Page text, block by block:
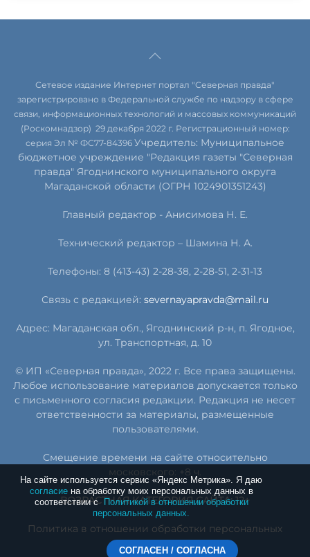
На сайте используется сервис «Яндекс Метрика». Я даю
согласиена обработку моих персональных данных в
соответствии с Политикой в отношении обработки
персональных данных.
СОГЛАСЕН / СОГЛАСНА
Сетевое издание Интернет портал "Северная правда"
зарегистрировано в Федеральной службе по надзору в сфере
связи, информационных технологий и массовых коммуникаций
(Роскомнадзор) 29 декабря 2022 г. Регистрационный номер:
серия Эл № ФС77-84396 Учредитель: Муниципальное
бюджетное учреждение "Редакция газеты "Северная
правда" Ягоднинского муниципального округа
Магаданской области (ОГРН 1024901351243)
Главный редактор - Анисимова Н. Е.
Технический редактор – Шамина Н. А.
Телефоны: 8 (413-43) 2-28-38, 2-28-51, 2-31-13
Связь с редакцией: severnayapravda@mail.ru
Адрес: Магаданская обл., Ягоднинский р-н, п. Ягодное,
ул. Транспортная, д. 10
© ИП «Северная правда», 2022 г. Все права защищены.
Любое использование материалов допускается только
с письменного согласия редакции. Редакция не несет
ответственности за материалы, размещенные
пользователями.
Смещение времени на сайте относительно
московского: +8 ч.
ВОЗРАСТНАЯ КАТЕГОРИЯ САЙТА: 12+
Политика в отношении обработки персональных
данных